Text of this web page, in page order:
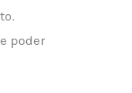
poder